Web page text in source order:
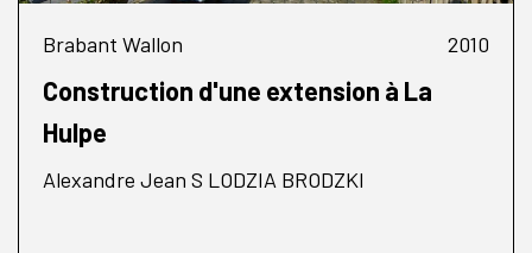
Brabant Wallon 2010
Construction d'une extension à La
Hulpe
Alexandre Jean S LODZIA BRODZKI